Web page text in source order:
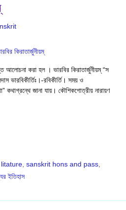
আলোচনা করা হল । ভারবির কিরাতার্জুনীয়ম্ “স
ভারবিকীর্তিঃ।-রবিকীর্তি। সময় ও
কথাগ্রন্থে জানা যায়। কৌশিকগোত্রীয় নারায়ণ
,sanskrit hons and pass
ইতিহাস